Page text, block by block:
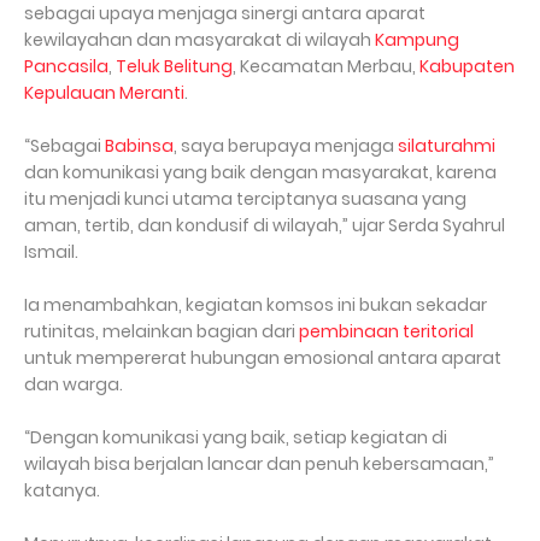
sebagai upaya menjaga sinergi antara aparat
kewilayahan dan masyarakat di wilayah Kampung
Pancasila, Teluk Belitung, Kecamatan Merbau, Kabupaten
Kepulauan Meranti.
“Sebagai Babinsa, saya berupaya menjaga silaturahmi
dan komunikasi yang baik dengan masyarakat, karena
itu menjadi kunci utama terciptanya suasana yang
aman, tertib, dan kondusif di wilayah,” ujar Serda Syahrul
Ismail.
Ia menambahkan, kegiatan komsos ini bukan sekadar
rutinitas, melainkan bagian dari pembinaan teritorial
untuk mempererat hubungan emosional antara aparat
dan warga.
“Dengan komunikasi yang baik, setiap kegiatan di
wilayah bisa berjalan lancar dan penuh kebersamaan,”
katanya.